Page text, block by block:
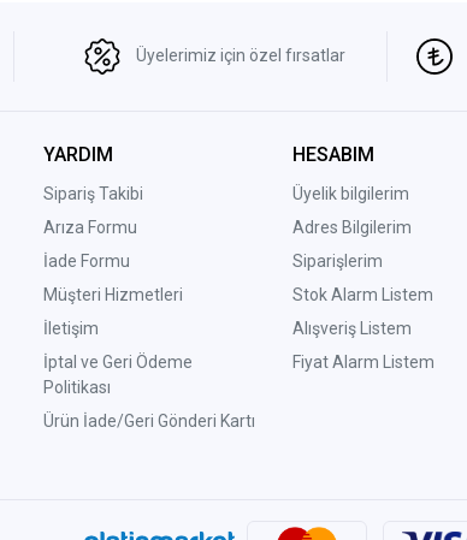
Üyelerimiz için özel fırsatlar
YARDIM
Sipariş Takibi
Arıza Formu
İade Formu
Müşteri Hizmetleri
İletişim
İptal ve Geri Ödeme
Politikası
Ürün İade/Geri Gönderi Kartı
HESABIM
Üyelik bilgilerim
Adres Bilgilerim
Siparişlerim
Stok Alarm Listem
Alışveriş Listem
Fiyat Alarm Listem